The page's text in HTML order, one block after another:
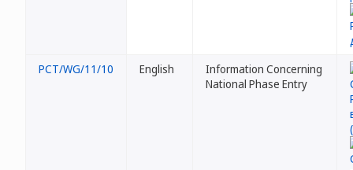
PCT/WG/11/10 English
Information Concerning
National Phase Entry